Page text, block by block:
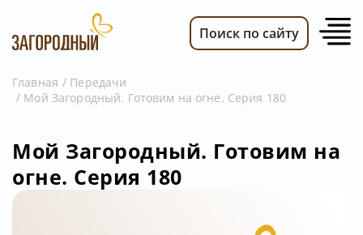
ВИДЕО
ПЕРЕДАЧИ
ТЕЛЕПРОГРАММА
РЕКЛАМОДАТЕЛЯМ
Поиск по сайту
Главная
Передачи
Мой Загородный. Готовим на огне. Серия 180
Мой Загородный. Готовим на
огне. Серия 180